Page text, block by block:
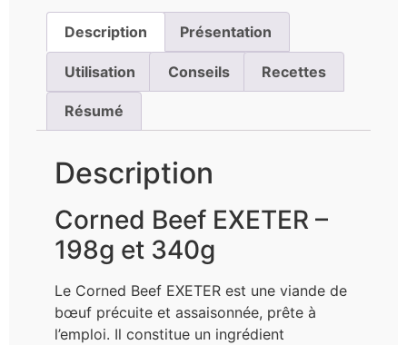
Description Présentation
Utilisation Conseils Recettes
Résumé
Description
Corned Beef EXETER –
198g et 340g
Le Corned Beef EXETER est une viande de
bœuf précuite et assaisonnée, prête à
l’emploi. Il constitue un ingrédient